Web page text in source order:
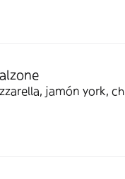
jamón york,